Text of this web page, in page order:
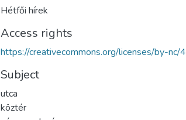
Hétfői hírek
Access rights
https://creativecommons.org/licenses/by-nc/
Subject
utca
köztér